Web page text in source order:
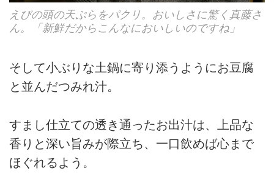
えびの頭の天ぷらをパクリ。おいしさに驚く真藤さ
ん。「新鮮だからこんなにおいしいのですね」
そして小ぶりな土鍋に寄り添うようにお豆腐
と並んだつみれ汁。
すまし仕立ての透き通ったお出汁は、上品な
香りと深い旨みが際立ち、一口飲めば心まで
ほぐれるよう。